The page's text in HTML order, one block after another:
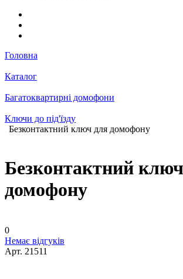
Головна
Каталог
Багатоквартирні домофони
Ключи до під'їзду
Безконтактний ключ для домофону
Безконтактний
домофону
0
Немає відгуків
Арт. 21511